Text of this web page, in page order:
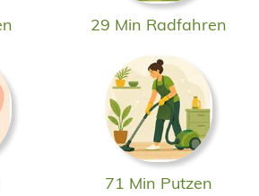
29 Min Radfahren
71 Min Putzen